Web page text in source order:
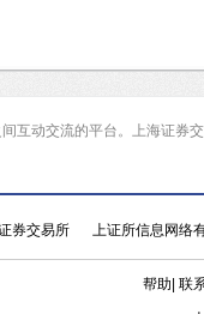
互动交流的平台。上海证券
券交易所 上证所信息网络
帮助| 联